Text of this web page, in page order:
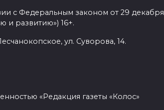
с Федеральным законом от 29
развитию») 16+.
ул. Суворова, 14.
«Редакция газеты «Колос»